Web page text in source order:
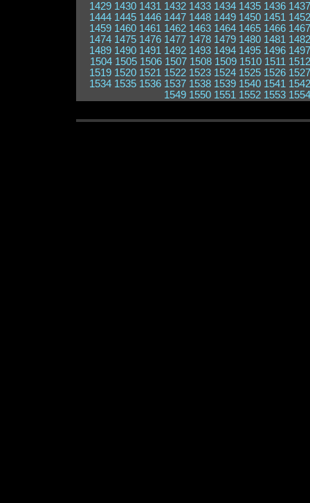
1429 1430 1431 1432 1433 1434 1435 1436 1437
1444 1445 1446 1447 1448 1449 1450 1451 1452
1459 1460 1461 1462 1463 1464 1465 1466 1467
1474 1475 1476 1477 1478 1479 1480 1481 1482
1489 1490 1491 1492 1493 1494 1495 1496 1497
1504 1505 1506 1507 1508 1509 1510 1511 1512
1519 1520 1521 1522 1523 1524 1525 1526 1527
1534 1535 1536 1537 1538 1539 1540 1541 1542
1549 1550 1551 1552 1553 1554